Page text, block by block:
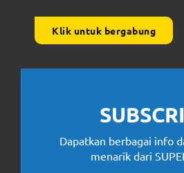
Klik untuk bergabung
Dapatkan berbagai info
menarik dari